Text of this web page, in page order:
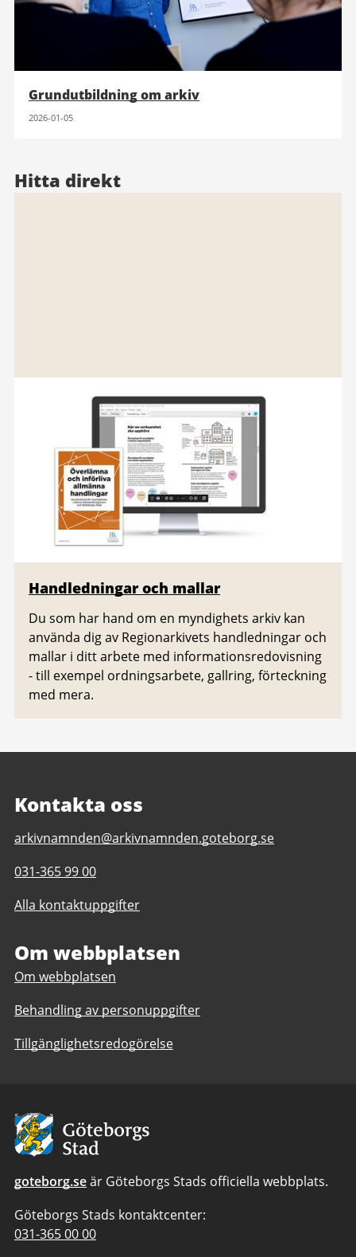
Grundutbildning om arkiv
2026-01-05
Hitta direkt
Handledningar och mallar
Du som har hand om en myndighets arkiv kan
använda dig av Regionarkivets handledningar och
mallar i ditt arbete med informationsredovisning
- till exempel ordningsarbete, gallring, förteckning
med mera.
Kontakta oss
E-
till
Regionarkivet
arkivnamnden@arkivnamnden.goteborg.se
Telefonnummer
Regionarkivet
031-365 99 00
Alla kontaktuppgifter
Om webbplatsen
Om webbplatsen
Behandling av personuppgifter
Tillgänglighetsredogörelse
Avsändare:
Göteborgs
Stad
goteborg.seär Göteborgs Stads officiella webbplats.
Göteborgs Stads kontaktcenter:
Telefonnummer
031-365 00 00